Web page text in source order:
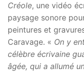
Créole, une vidéo
paysage sonore
peintures et
Caravage. « On y
célèbre écrivaine
âgée, qui a allumé